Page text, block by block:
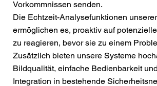
Vorkommnissen senden.
Die Echtzeit-Analysefunktionen
ermöglichen es, proaktiv auf
zu reagieren, bevor sie zu einem
Zusätzlich bieten unsere Systeme
Bildqualität, einfache Bedienbarkeit
Integration in bestehende